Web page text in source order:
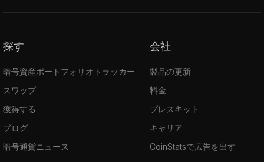
探す
暗号資産ポートフォリオトラッカー
スワップ
獲得する
ブログ
暗号通貨ニュース
会社
製品の更新
料金
プレスキット
キャリア
CoinStatsで広告を出す